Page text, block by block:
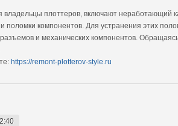
плоттеров, включают неработающий
компонентов. Для устранения этих
и механических компонентов.
https://remont-plotterov-style.ru